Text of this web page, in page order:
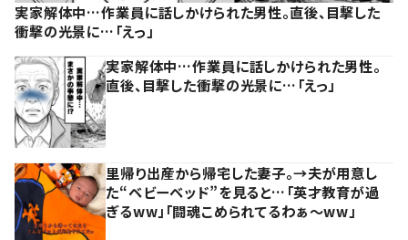
実家解体中…作業員に話しかけられた男性。直後、目撃した
衝撃の光景に…「えっ」
実家解体中…作業員に話しかけられた男性。
直後、目撃した衝撃の光景に…「えっ」
里帰り出産から帰宅した妻子。→夫が用意し
た“ベビーベッド”を見ると…「英才教育が過
ぎるww」「闘魂こめられてるわぁ～ww」